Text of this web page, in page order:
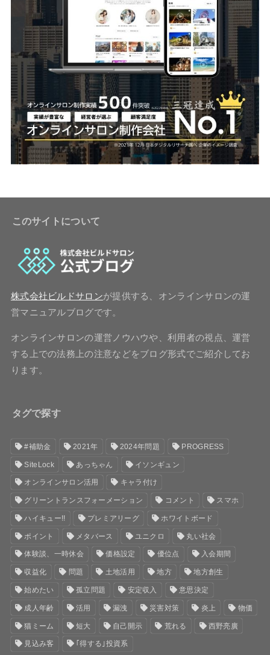
このサイトについて
株式会社ビルドサロンが提供する、オンラインサロンの運
営マニュアルブログです。
オンラインサロンの運営ノウハウや、利用者の視点、運営
する上での法務上の注意などをブログ形式でご紹介してお
ります。
タグで探す
#補助金 2021年 2024年問題 PROGRESS
SiteLock あっちゃん イソンギュン
オンラインサロン活用 キャラ付け
グリーントランスフォーメーション コメント スマホ
ハイキュー!! プレミアリーグ ホワイトボード
ポイント メタバース ユニクロ 丸い社会
体験談、一時休会 価格設定 優位点 入会期間
収益化 問題 土地活用 地方 地方創生
始めたい 孤立問題 安定収入 意思決定
成人年齢 活用 漏洩 災害対策 炎上 物価
猫ミーム 短大 自己開示 荒れる 西野亮廣
見込み客 ｢得する｣投資系